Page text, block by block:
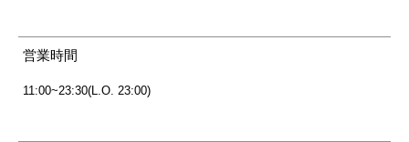
営業時間
11:00~23:30(L.O. 23:00)